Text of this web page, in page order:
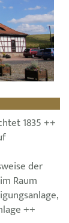
1835 ++
der
Raum
++